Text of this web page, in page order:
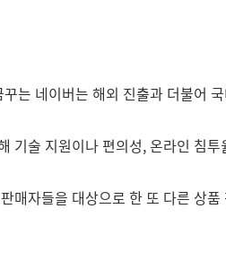
는 네이버는 해외 진출과 더불어
술 지원이나 편의성, 온라인 침
매자들을 대상으로 한 또 다른 상